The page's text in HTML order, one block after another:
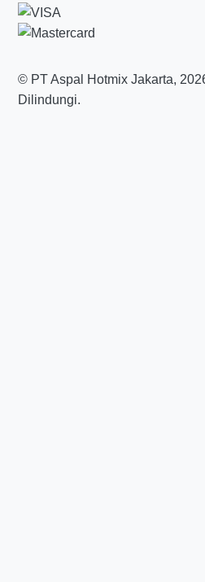
© PT Aspal Hotmix Jakarta,
Dilindungi.